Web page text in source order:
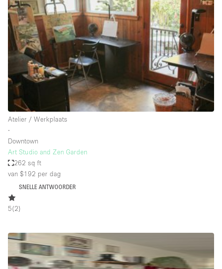
Een
fotoshoot
maken
Conferentie Vergadering Kantoor
Winkel
delen
Type ruimte
Advertentieruimte
Atelier / Werkplaats
Boetiek / Winkel
Boot
Creatieve ruimte
Dak
Atelier / Werkplaats
∙
Downtown
Art Studio and Zen Garden
262 sq ft
van $192 per dag
SNELLE ANTWOORDER
5(2)